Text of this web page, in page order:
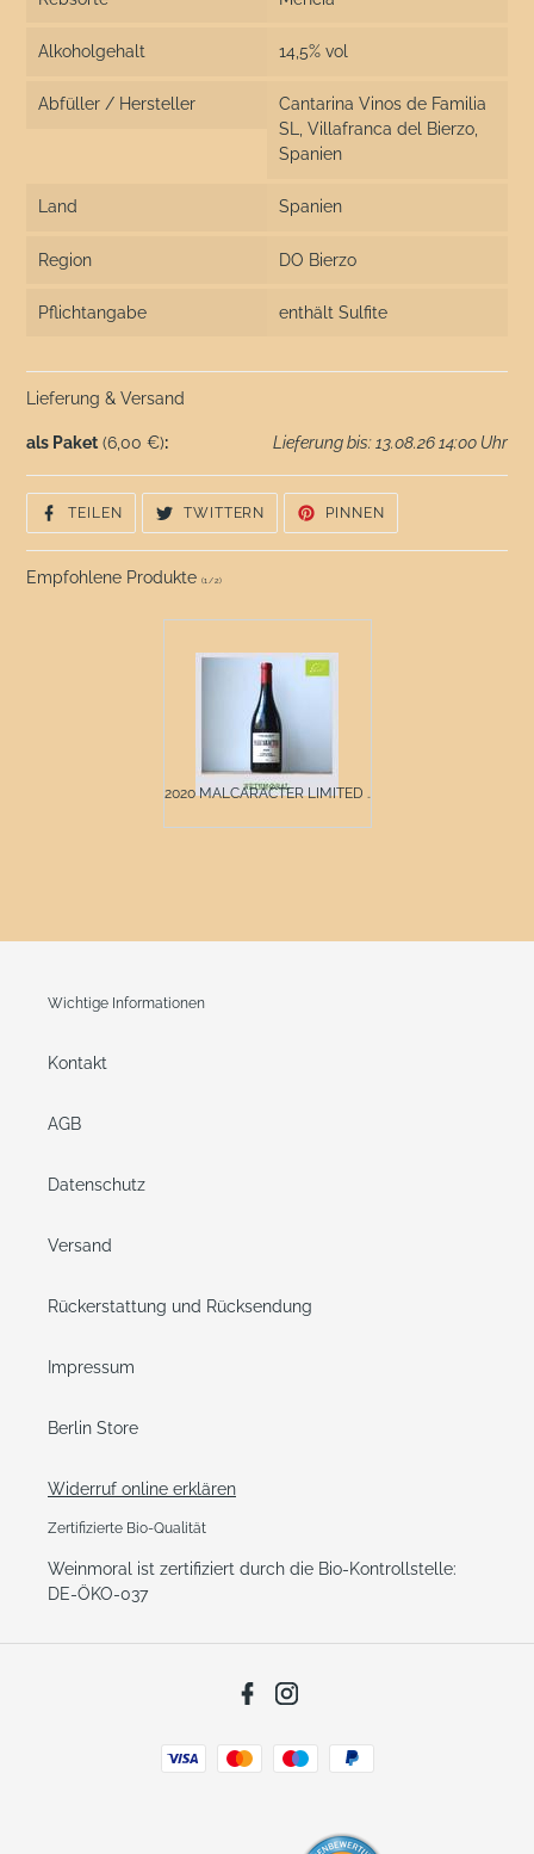
Alkoholgehalt 14,5% vol
Abfüller / Hersteller
Cantarina Vinos de Familia
SL, Villafranca del Bierzo,
Spanien
Land Spanien
Region DO Bierzo
Pflichtangabe enthält Sulfite
Lieferung & Versand
als Paket (6,00 €): Lieferung bis: 13.08.26 14:00 Uhr
TEILENAUF
FACEBOOK
TEILEN
TWITTERN
TWITTER
TWITTERN
PINNEN
PINNEN
Empfohlene Produkte (1 /2)
2020 MALCARACTER LIMITED ...
Wichtige Informationen
Kontakt
AGB
Datenschutz
Versand
Rückerstattung und Rücksendung
Impressum
Berlin Store
Widerruf online erklären
Zertifizierte Bio-Qualität
Weinmoral ist zertifiziert durch die Bio-Kontrollstelle:
DE-ÖKO-037
Facebook
Zahlungsarten